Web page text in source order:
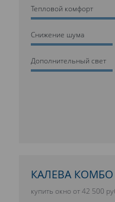
Тепловой комфорт
Cнижение шума
Дополнительный свет
КАЛЕВА
купить окно от 42 500